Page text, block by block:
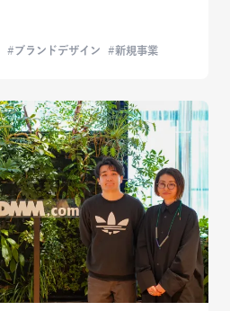
ブランドデザイン 新規事業